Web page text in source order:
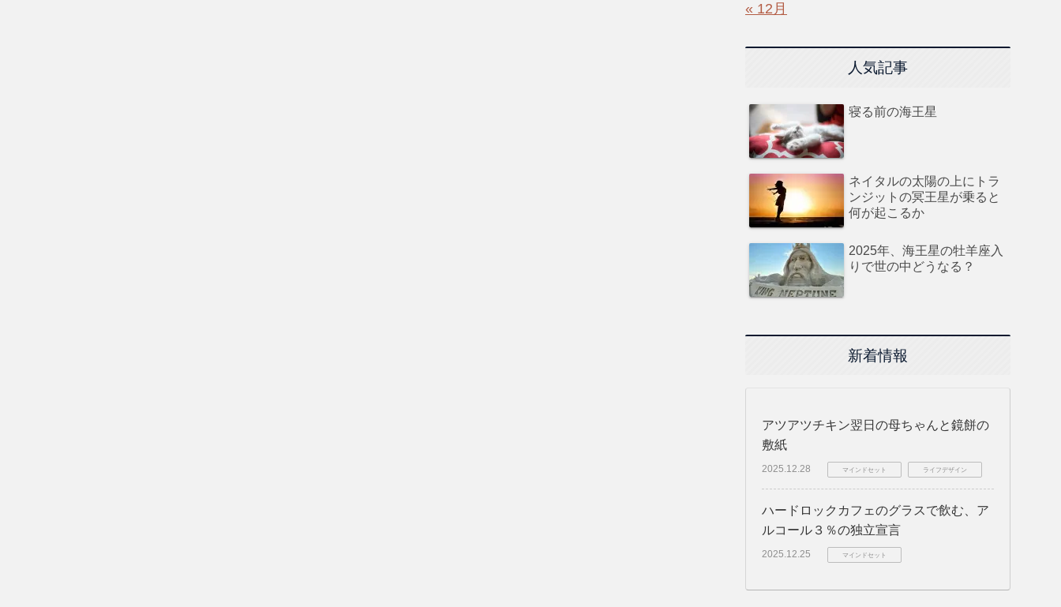
« 12月
人気記事
寝る前の海王星
ネイタルの太陽の上にトラ
ンジットの冥王星が乗ると
何が起こるか
2025年、海王星の牡羊座入
りで世の中どうなる？
新着情報
アツアツチキン翌日の母ちゃんと鏡餅の
敷紙
2025.12.28 マインドセット ライフデザイン
ハードロックカフェのグラスで飲む、ア
ルコール３％の独立宣言
2025.12.25 マインドセット